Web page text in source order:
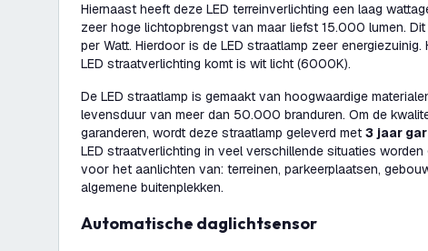
Hiernaast heeft deze LED terreinverlichting een laag
zeer hoge lichtopbrengst van maar liefst 15.000 lumen.
per Watt. Hierdoor is de LED straatlamp zeer
LED straatverlichting komt is wit licht (6000K).
De LED straatlamp is gemaakt van hoogwaardige
levensduur van meer dan 50.000 branduren. Om de
garanderen, wordt deze straatlamp geleverd met 3 jaar
LED straatverlichting in veel verschillende situaties
voor het aanlichten van: terreinen, parkeerplaatsen,
algemene buitenplekken.
Automatische daglichtsensor